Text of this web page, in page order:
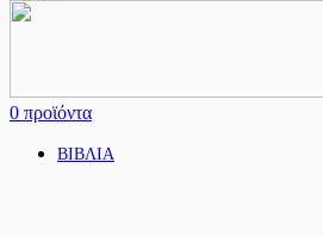
0 προϊόντα
ΒΙΒΛΙΑ